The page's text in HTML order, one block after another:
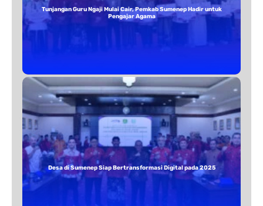
Tunjangan Guru Ngaji Mulai Cair, Pemkab Sumenep Hadir untuk
Pengajar Agama
Desa di Sumenep Siap Bertransformasi Digital pada 2025